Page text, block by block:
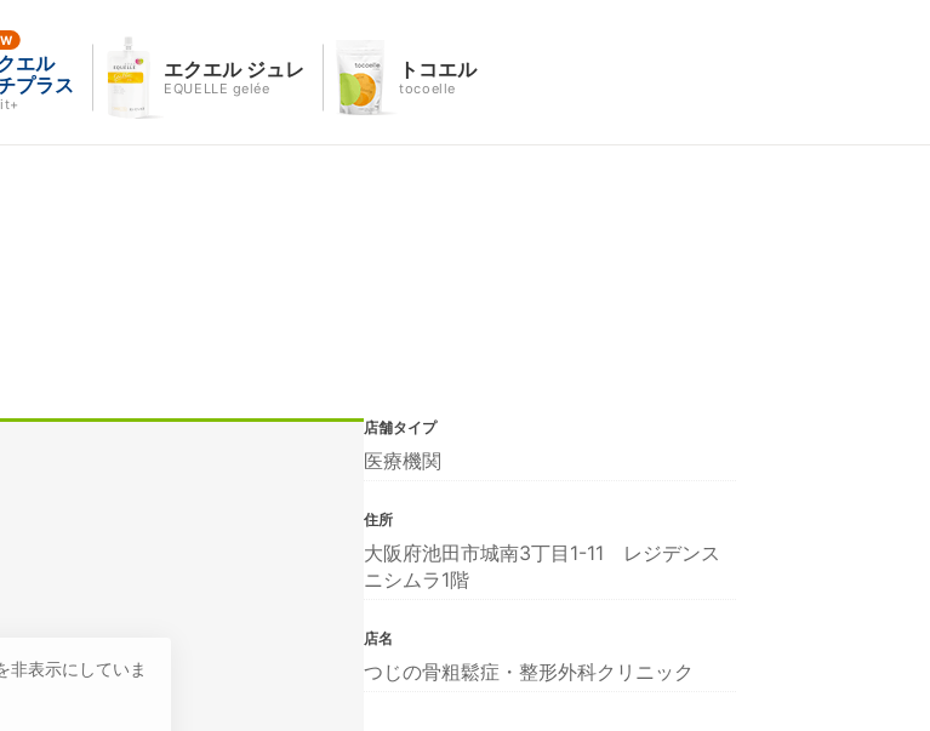
エル
プラス
エクエル ジュレ
EQUELLE gelée
トコエル
tocoelle
非表示にしていま
店舗タイプ
医療機関
住所
大阪府池田市城南3丁目1-11 レジデンス
ニシムラ1階
店名
つじの骨粗鬆症・整形外科クリニック